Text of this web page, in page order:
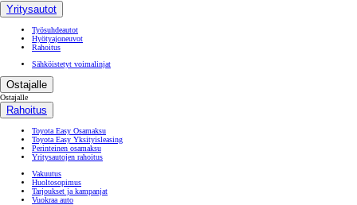
Yritysautot
Työsuhdeautot
Hyötyajoneuvot
Rahoitus
Sähköistetyt voimalinjat
Ostajalle
Ostajalle
Rahoitus
Toyota Easy Osamaksu
Toyota Easy Yksityisleasing
Perinteinen osamaksu
Yritysautojen rahoitus
Vakuutus
Huoltosopimus
Tarjoukset ja kampanjat
Vuokraa auto